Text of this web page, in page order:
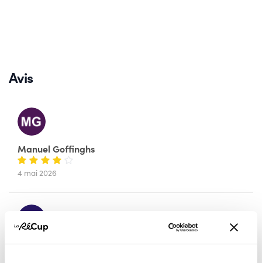
Avis
Manuel Goffinghs
4 mai 2026
Xavier Smet